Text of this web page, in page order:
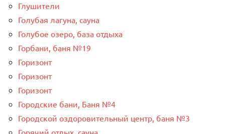
Глушители
Голубая лагуна, сауна
Голубое озеро, база отдыха
Горбани, баня №19
Горизонт
Горизонт
Горизонт
Городские бани, Баня №4
Городской оздоровительный центр, баня №3